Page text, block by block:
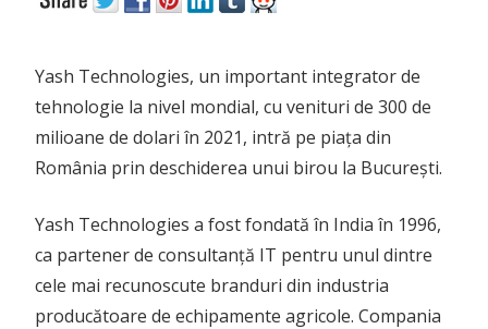
Yash Technologies, un important integrator de
tehnologie la nivel mondial, cu venituri de 300 de
milioane de dolari în 2021, intră pe piața din
România prin deschiderea unui birou la București.
Yash Technologies a fost fondată în India în 1996,
ca partener de consultanță IT pentru unul dintre
cele mai recunoscute branduri din industria
producătoare de echipamente agricole. Compania